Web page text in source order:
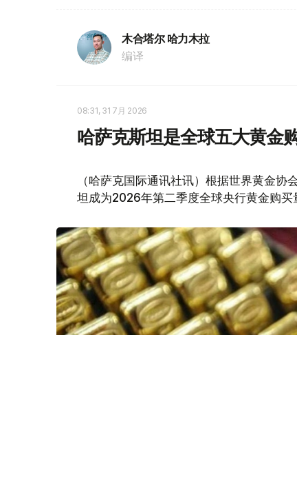
木合塔尔 哈力木拉
编译
08:31, 31 7月 2026
哈萨克斯坦是全球五大黄金
（哈萨克国际通讯社讯）根据世界黄金
坦成为2026年第二季度全球央行黄金购买